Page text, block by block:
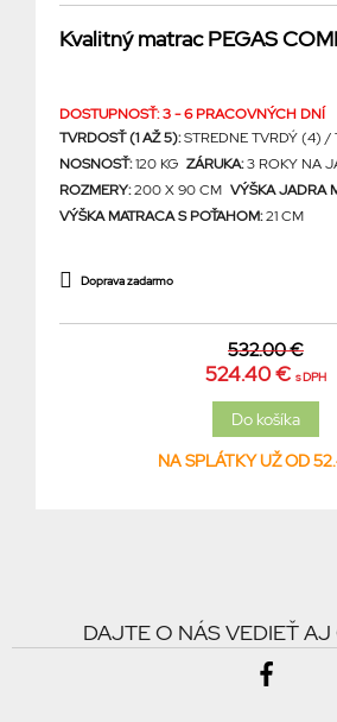
Kvalitný matrac PEGAS
DOSTUPNOSŤ: 3 - 6 PRACOVNÝCH DNÍ
TVRDOSŤ (1 AŽ 5):STREDNE TVRDÝ (4) /
NOSNOSŤ:120 KG ZÁRUKA:3 ROKY NA
ROZMERY:200 X 90 CM VÝŠKA JADRA
VÝŠKA MATRACA S POŤAHOM:21 CM
Doprava zadarmo
532.00 €
524.40 € s DPH
NA SPLÁTKY UŽ OD
DAJTE O NÁS VEDIEŤ AJ